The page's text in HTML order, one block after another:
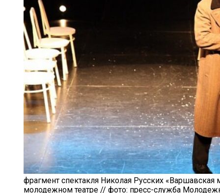
фрагмент спектакля Николая Русских
молодежном театре // фото: пресс-служба